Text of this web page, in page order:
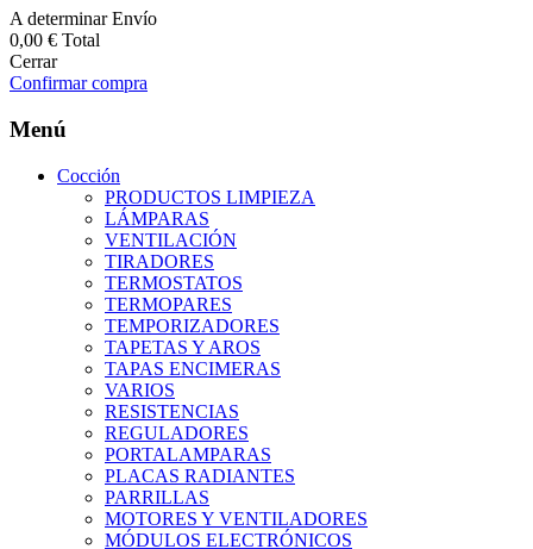
A determinarEnvío
0,00 € Total
Cerrar
Confirmar compra
Menú
Cocción
PRODUCTOS LIMPIEZA
LÁMPARAS
VENTILACIÓN
TIRADORES
TERMOSTATOS
TERMOPARES
TEMPORIZADORES
TAPETAS Y AROS
TAPAS ENCIMERAS
VARIOS
RESISTENCIAS
REGULADORES
PORTALAMPARAS
PLACAS RADIANTES
PARRILLAS
MOTORES Y VENTILADORES
MÓDULOS ELECTRÓNICOS